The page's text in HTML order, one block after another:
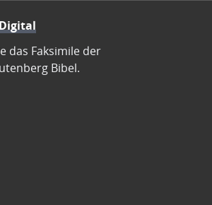
das Faksimile der
Bibel.